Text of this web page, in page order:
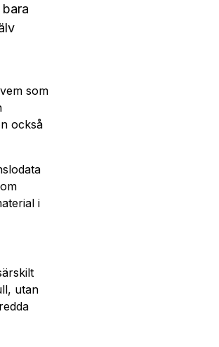
som
också
i
utan